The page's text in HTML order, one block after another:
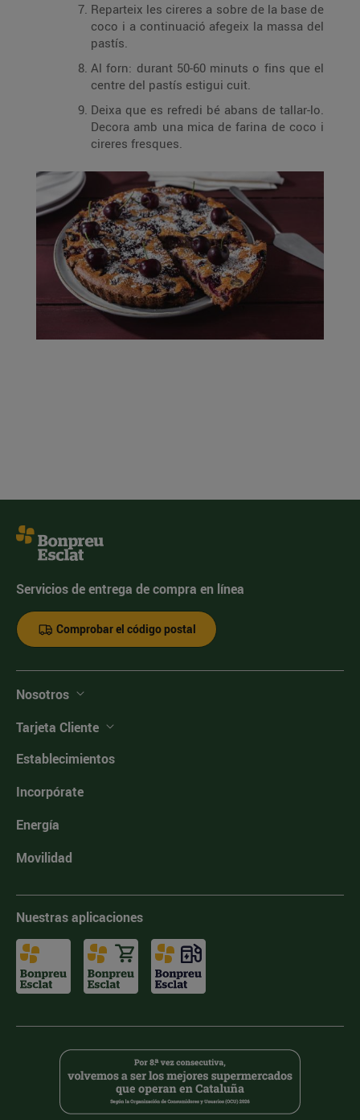
Reparteix les cireres a sobre de la base de
coco i a continuació afegeix la massa del
pastís.
Al forn: durant 50-60 minuts o fins que el
centre del pastís estigui cuit.
Deixa que es refredi bé abans de tallar-lo.
Decora amb una mica de farina de coco i
cireres fresques.
Servicios de entrega de compra en línea
Comprobar el código postal
Nosotros
Tarjeta Cliente
Establecimientos
Incorpórate
Energía
Movilidad
Nuestras aplicaciones